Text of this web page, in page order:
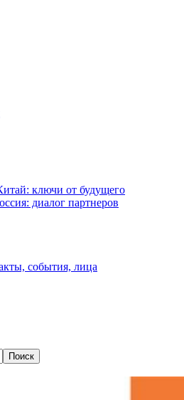
ключи от будущего
диалог партнеров
события, лица